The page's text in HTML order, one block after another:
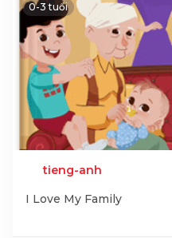
0-3 tuổi
tieng-anh
I Love My Family